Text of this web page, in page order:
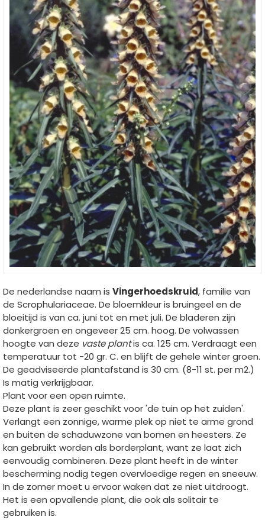
De nederlandse naam is Vingerhoedskruid, familie van
de Scrophulariaceae. De bloemkleur is bruingeel en de
bloeitijd is van ca. juni tot en met juli. De bladeren zijn
donkergroen en ongeveer 25 cm. hoog. De volwassen
hoogte van deze vaste plantis ca. 125 cm. Verdraagt een
temperatuur tot -20 gr. C. en blijft de gehele winter groen.
De geadviseerde plantafstand is 30 cm. (8-11 st. per m2.)
Is matig verkrijgbaar.
Plant voor een open ruimte.
Deze plant is zeer geschikt voor 'de tuin op het zuiden'.
Verlangt een zonnige, warme plek op niet te arme grond
en buiten de schaduwzone van bomen en heesters. Ze
kan gebruikt worden als borderplant, want ze laat zich
eenvoudig combineren. Deze plant heeft in de winter
bescherming nodig tegen overvloedige regen en sneeuw.
In de zomer moet u ervoor waken dat ze niet uitdroogt.
Het is een opvallende plant, die ook als solitair te
gebruiken is.